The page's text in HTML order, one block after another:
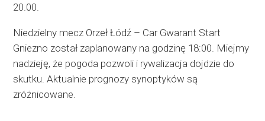
20.00.
Niedzielny mecz Orzeł Łódź – Car Gwarant Start
Gniezno został zaplanowany na godzinę 18:00. Miejmy
nadzieję, że pogoda pozwoli i rywalizacja dojdzie do
skutku. Aktualnie prognozy synoptyków są
zróżnicowane.